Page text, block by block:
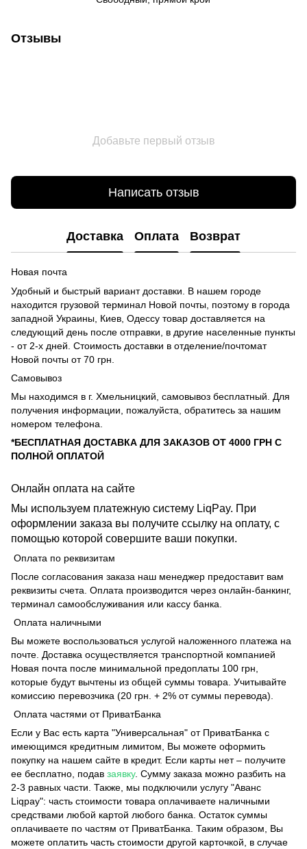
Отзывы
Добавьте первый отзыв
Написать отзыв
Доставка Оплата Возврат
Новая почта
Удобный и быстрый вариант доставки. В нашем городе
находится грузовой терминал Новой почты, поэтому в города
западной Украины, Киев, Одессу товар доставляется на
следующий день после отправки, в другие населенные пункты
- от 2-х дней. Стоимость доставки в отделение/почтомат
Новой почты от 70 грн.
Самовывоз
Мы находимся в г. Хмельницкий, самовывоз бесплатный. Для
получения информации, пожалуйста, обратитесь за нашим
номером телефона.
*БЕСПЛАТНАЯ ДОСТАВКА ДЛЯ ЗАКАЗОВ ОТ 4000 ГРН С
ПОЛНОЙ ОПЛАТОЙ
Онлайн оплата на сайте
Мы используем платежную систему LiqPay. При
оформлении заказа вы получите ссылку на оплату, с
помощью которой совершите ваши покупки.
Оплата по реквизитам
После согласования заказа наш менеджер предоставит вам
реквизиты счета. Оплата производится через онлайн-банкинг,
терминал самообслуживания или кассу банка.
Оплата наличными
Вы можете воспользоваться услугой наложенного платежа на
почте. Доставка осуществляется транспортной компанией
Новая почта после минимальной предоплаты 100 грн,
которые будут вычтены из общей суммы товара. Учитывайте
комиссию перевозчика (20 грн. + 2% от суммы перевода).
Оплата частями от ПриватБанка
Если у Вас есть карта "Универсальная" от ПриватБанка с
имеющимся кредитным лимитом, Вы можете оформить
покупку на нашем сайте в кредит. Если карты нет – получите
ее бесплатно, подав заявку. Сумму заказа можно разбить на
2-3 равных части. Также, мы подключили услугу "Аванс
Liqpay": часть стоимости товара оплачиваете наличными
средствами любой картой любого банка. Остаток суммы
оплачиваете по частям от ПриватБанка. Таким образом, Вы
можете оплатить часть стоимости другой карточкой, в случае